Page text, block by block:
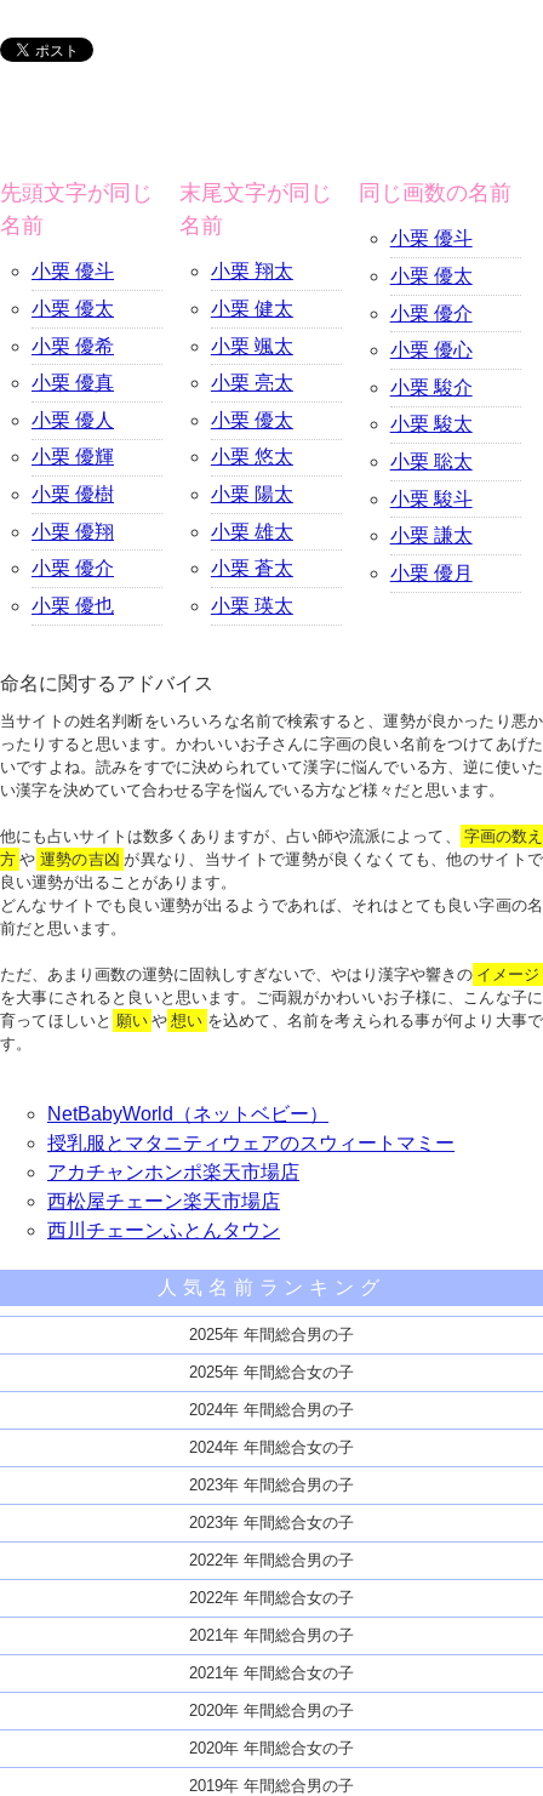
先頭文字が同じ
名前
小栗 優斗
小栗 優太
小栗 優希
小栗 優真
小栗 優人
小栗 優輝
小栗 優樹
小栗 優翔
小栗 優介
小栗 優也
末尾文字が同じ
名前
小栗 翔太
小栗 健太
小栗 颯太
小栗 亮太
小栗 優太
小栗 悠太
小栗 陽太
小栗 雄太
小栗 蒼太
小栗 瑛太
同じ画数の名前
小栗 優斗
小栗 優太
小栗 優介
小栗 優心
小栗 駿介
小栗 駿太
小栗 聡太
小栗 駿斗
小栗 謙太
小栗 優月
命名に関するアドバイス
当サイトの姓名判断をいろいろな名前で検索すると、運勢が良かったり悪か
ったりすると思います。かわいいお子さんに字画の良い名前をつけてあげた
いですよね。読みをすでに決められていて漢字に悩んでいる方、逆に使いた
い漢字を決めていて合わせる字を悩んでいる方など様々だと思います。
他にも占いサイトは数多くありますが、占い師や流派によって、
字画の数え
方 や 運勢の吉凶 が異なり、当サイトで運勢が良くなくても、他のサイトで
良い運勢が出ることがあります。
どんなサイトでも良い運勢が出るようであれば、それはとても良い字画の名
前だと思います。
ただ、あまり画数の運勢に固執しすぎないで、やはり漢字や響きの イメージ
を大事にされると良いと思います。ご両親がかわいいお子様に、こんな子に
育ってほしいと 願い や 想い を込めて、名前を考えられる事が何より大事で
す。
NetBabyWorld（ネットベビー）
授乳服とマタニティウェアのスウィートマミー
アカチャンホンポ楽天市場店
西松屋チェーン楽天市場店
西川チェーンふとんタウン
人気名前ランキング
2025年 年間総合男の子
2025年 年間総合女の子
2024年 年間総合男の子
2024年 年間総合女の子
2023年 年間総合男の子
2023年 年間総合女の子
2022年 年間総合男の子
2022年 年間総合女の子
2021年 年間総合男の子
2021年 年間総合女の子
2020年 年間総合男の子
2020年 年間総合女の子
2019年 年間総合男の子